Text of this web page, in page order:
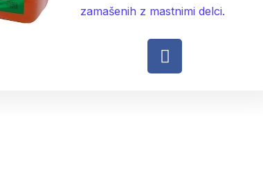
zamašenih z mastnimi delci.